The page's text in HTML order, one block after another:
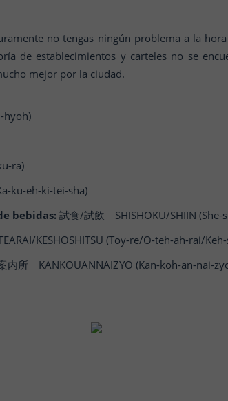
no tengas ningún problema a la
de establecimientos y carteles no se
mejor por la ciudad.
hyoh)
ra)
ku-eh-ki-tei-sha)
bebidas: 試食/試飲 SHISHOKU/SHIIN (She-
KESHOSHITSU (Toy-re/O-teh-ah-rai/
内所 KANKOUANNAIZYO (Kan-koh-an-nai-